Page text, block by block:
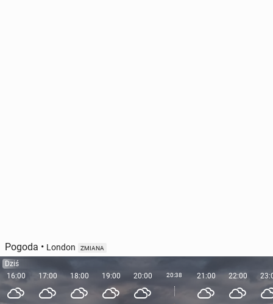
Pogoda • London ZMIANA
Dziś
16:00
17:00 18:00 19:00 20:00 20:38 21:00 22:00